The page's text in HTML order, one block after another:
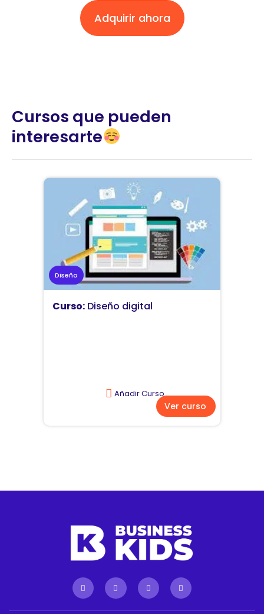
Adquirir ahora
Cursos que pueden
interesarte
Diseño
Curso: Diseño digital
Añadir Curso
Ver curso